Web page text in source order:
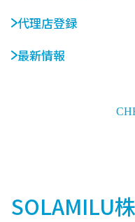
SOLAMILU
代理店登録
最新情報